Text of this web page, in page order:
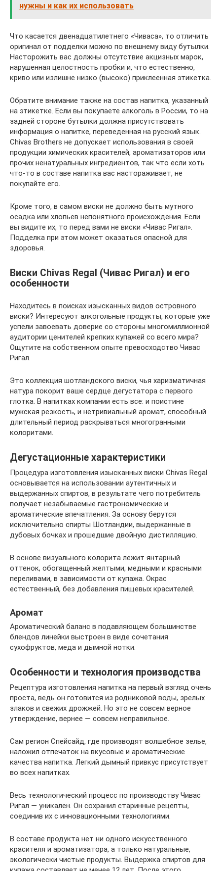
нужны и как их использовать
Что касается двенадцатилетнего «Чиваса», то отличить
оригинал от подделки можно по внешнему виду бутылки.
Насторожить вас должны отсутствие акцизных марок,
нарушенная целостность пробки и, что естественно,
криво или излишне низко (высоко) приклеенная этикетка.
Обратите внимание также на состав напитка, указанный
на этикетке. Если вы покупаете алкоголь в России, то на
задней стороне бутылки должна присутствовать
информация о напитке, переведенная на русский язык.
Chivas Brothers не допускает использования в своей
продукции химических красителей, ароматизаторов или
прочих ненатуральных ингредиентов, так что если хоть
что-то в составе напитка вас настораживает, не
покупайте его.
Кроме того, в самом виски не должно быть мутного
осадка или хлопьев непонятного происхождения. Если
вы видите их, то перед вами не виски «Чивас Ригал».
Подделка при этом может оказаться опасной для
здоровья.
Виски Chivas Regal (Чивас Ригал) и его
особенности
Находитесь в поисках изысканных видов островного
виски? Интересуют алкогольные продукты, которые уже
успели завоевать доверие со стороны многомиллионной
аудитории ценителей крепких купажей со всего мира?
Ощутите на собственном опыте превосходство Чивас
Ригал.
Это коллекция шотландского виски, чья харизматичная
натура покорит ваше сердце дегустатора с первого
глотка. В напитках компании есть все: и поистине
мужская резкость, и нетривиальный аромат, способный
длительный период раскрываться многогранными
колоритами.
Дегустационные характеристики
Процедура изготовления изысканных виски Chivas Regal
основывается на использовании аутентичных и
выдержанных спиртов, в результате чего потребитель
получает незабываемые гастрономические и
ароматические впечатления. За основу берутся
исключительно спирты Шотландии, выдержанные в
дубовых бочках и прошедшие двойную дистилляцию.
В основе визуального колорита лежит янтарный
оттенок, обогащенный желтыми, медными и красными
переливами, в зависимости от купажа. Окрас
естественный, без добавления пищевых красителей.
Аромат
Ароматический баланс в подавляющем большинстве
блендов линейки выстроен в виде сочетания
сухофруктов, меда и дымной нотки.
Особенности и технология производства
Рецептура изготовления напитка на первый взгляд очень
проста, ведь он готовится из родниковой воды, зрелых
злаков и свежих дрожжей. Но это не совсем верное
утверждение, вернее — совсем неправильное.
Сам регион Спейсайд, где производят волшебное зелье,
наложил отпечаток на вкусовые и ароматические
качества напитка. Легкий дымный привкус присутствует
во всех напитках.
Весь технологический процесс по производству Чивас
Ригал — уникален. Он сохранил старинные рецепты,
соединив их с инновационными технологиями.
В составе продукта нет ни одного искусственного
красителя и ароматизатора, а только натуральные,
экологически чистые продукты. Выдержка спиртов для